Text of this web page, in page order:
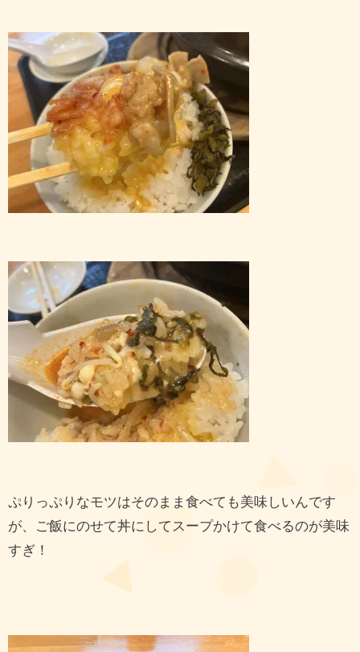
ぷりっぷりなモツはそのまま食べても美味しいんです
が、ご飯にのせて丼にしてスープかけて食べるのが美味
すぎ！